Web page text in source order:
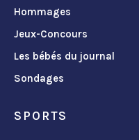
Hommages
Jeux-Concours
Les bébés du journal
Sondages
SPORTS